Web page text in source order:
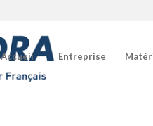
Accueil Entreprise